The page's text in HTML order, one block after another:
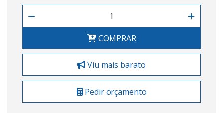
COMPRAR
Viu mais barato
Pedir orçamento